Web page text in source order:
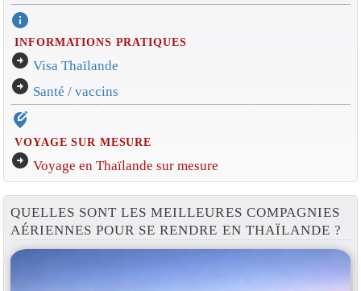
info
INFORMATIONS PRATIQUES
arrow_circle_right Visa Thaïlande
arrow_circle_right Santé / vaccins
edit_location_alt
VOYAGE SUR MESURE
arrow_circle_right Voyage en Thaïlande sur mesure
QUELLES SONT LES MEILLEURES COMPAGNIES
AÉRIENNES POUR SE RENDRE EN THAÏLANDE ?